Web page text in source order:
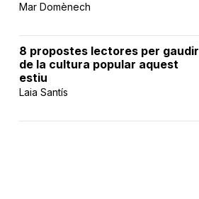
Mar Domènech
8 propostes lectores per gaudir
de la cultura popular aquest
estiu
Laia Santís